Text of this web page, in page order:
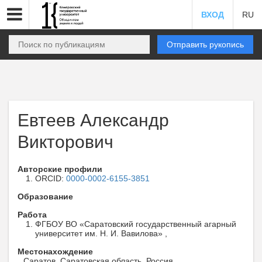
ВХОД RU
Отправить рукопись
Евтеев Александр
Викторович
Авторские профили
ORCID: 0000-0002-6155-3851
Образование
Работа
ФГБОУ ВО «Саратовский государственный агарный
университет им. Н. И. Вавилова» ,
Местонахождение